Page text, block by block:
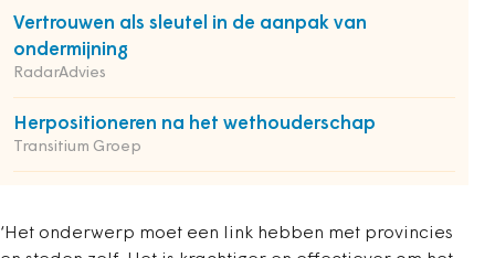
Vertrouwen als sleutel in de aanpak van
ondermijning
RadarAdvies
Herpositioneren na het wethouderschap
Transitium Groep
‘Het onderwerp moet een link hebben met provincies